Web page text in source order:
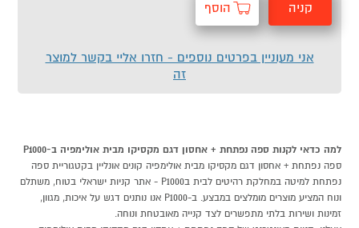
קניה הוסף
אני מעוניין בפרטים נוספים - חזרו אליי בקשר למוצר
זה
למה כדאי לקנות ספה נפתחת + אחסון דגם מקסיקו מבית אולימפיה ב-P1000
ספה נפתחת + אחסון דגם מקסיקו מבית אולימפיה קונים אונליין בקטגוריית ספה
נפתחת למיטה במחלקת רהיטים לבית בP1000 - אתר קניות ישראלי בטוח, משתלם
ונוח המציע מוצרים מומלצים במבצע. ב-P1000 אנו נותנים דגש על איכות, מגוון,
זמינות ושירות בלתי מתפשרים לצד קנייה מאובטחת ונוחה.